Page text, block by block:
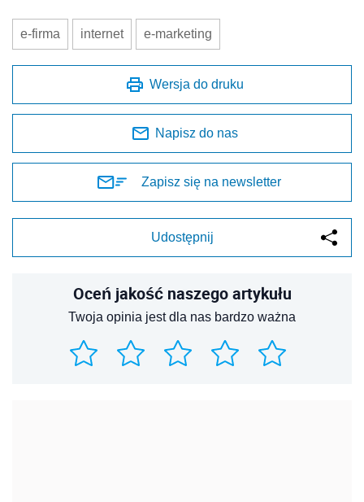
e-firma internet e-marketing
Wersja do druku
Napisz do nas
Zapisz się na newsletter
Udostępnij
Oceń jakość naszego artykułu
Twoja opinia jest dla nas bardzo ważna